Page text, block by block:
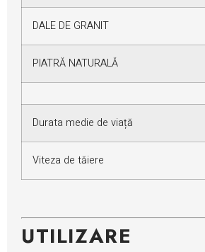
DALE DE GRANIT
PIATRĂ NATURALĂ
Durata medie de viață
Viteza de tăiere
UTILIZARE